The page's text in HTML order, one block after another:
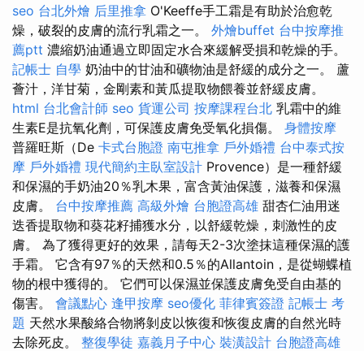
seo 台北外燴 后里推拿 O'Keeffe手工霜是有助於治愈乾
燥，破裂的皮膚的流行乳霜之一。 外燴buffet 台中按摩推
薦ptt 濃縮奶油通過立即固定水合來緩解受損和乾燥的手。
記帳士 自學 奶油中的甘油和礦物油是舒緩的成分之一。 蘆
薈汁，洋甘菊，金剛素和黃瓜提取物餵養並舒緩皮膚。
html 台北會計師 seo 貨運公司 按摩課程台北 乳霜中的維
生素E是抗氧化劑，可保護皮膚免受氧化損傷。 身體按摩
普羅旺斯（De 卡式台胞證 南屯推拿 戶外婚禮 台中泰式按
摩 戶外婚禮 現代簡約主臥室設計 Provence）是一種舒緩
和保濕的手奶油20％乳木果，富含黃油保護，滋養和保濕
皮膚。 台中按摩推薦 高級外燴 台胞證高雄 甜杏仁油用迷
迭香提取物和葵花籽捕獲水分，以舒緩乾燥，刺激性的皮
膚。 為了獲得更好的效果，請每天2-3次塗抹這種保濕的護
手霜。 它含有97％的天然和0.5％的Allantoin，是從蝴蝶植
物的根中獲得的。 它們可以保濕並保護皮膚免受自由基的
傷害。 會議點心 逢甲按摩 seo優化 菲律賓簽證 記帳士 考
題 天然水果酸絡合物將剝皮以恢復和恢復皮膚的自然光時
去除死皮。 整復學徒 嘉義月子中心 裝潢設計 台胞證高雄